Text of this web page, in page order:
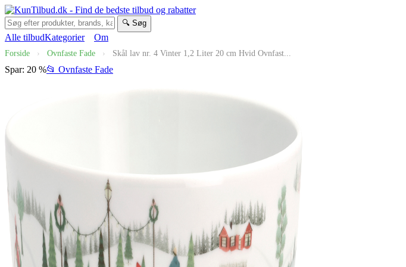
🔍 Søg
Alle tilbudKategorier Om
Forside › Ovnfaste Fade › Skål lav nr. 4 Vinter 1,2 Liter 20 cm Hvid Ovnfast...
Spar: 20 %📂 Ovnfaste Fade